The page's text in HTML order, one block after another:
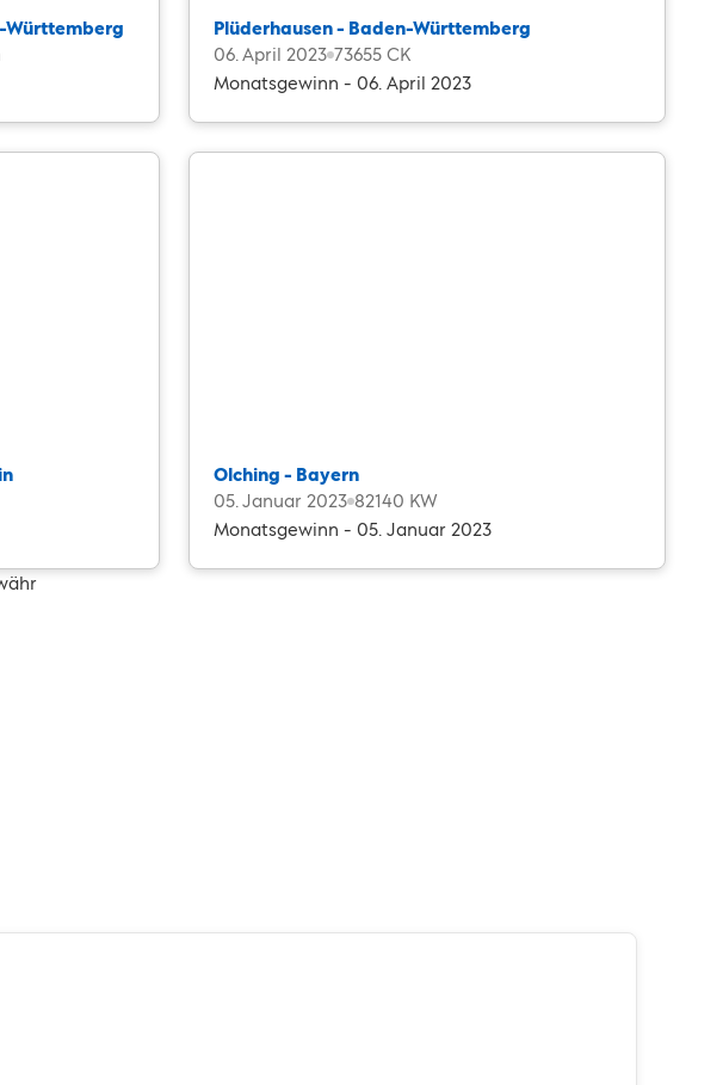
Württemberg
Plüderhausen - Baden-Württemberg
06. April 2023 73655 CK
Monatsgewinn - 06. April 2023
Olching - Bayern
05. Januar 2023 82140 KW
Monatsgewinn - 05. Januar 2023